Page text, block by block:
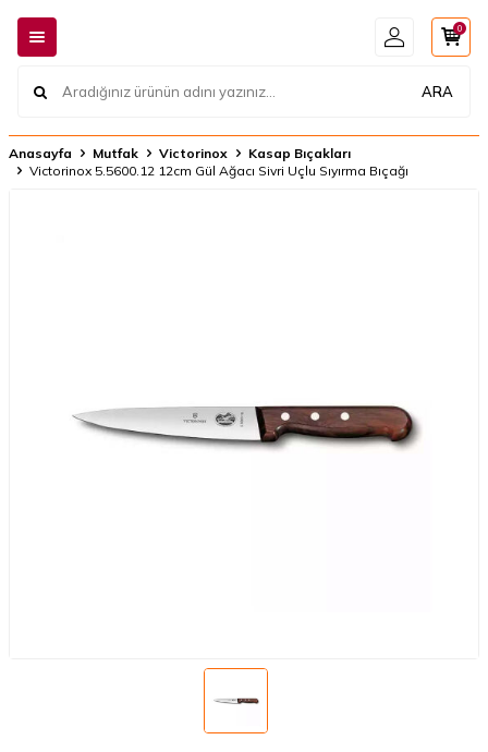
ARA
0
Anasayfa Mutfak Victorinox
Kasap Bıçakları
Victorinox 5.5600.12 12cm Gül Ağacı Sivri Uçlu Sıyırma Bıçağı